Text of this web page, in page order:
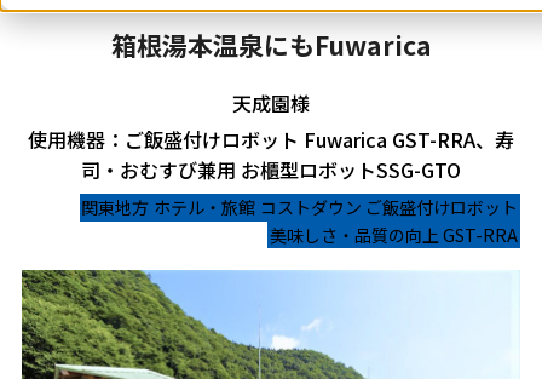
箱根湯本温泉にもFuwarica
天成園様
使用機器：ご飯盛付けロボット Fuwarica GST-RRA、寿
司・おむすび兼用 お櫃型ロボットSSG-GTO
ご飯盛付けロボット
コストダウン
ホテル・旅館
関東地方
GST-RRA
美味しさ・品質の向上